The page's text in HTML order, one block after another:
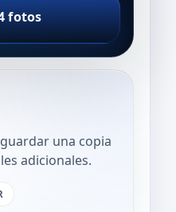
fotos
una copia
adicionales.